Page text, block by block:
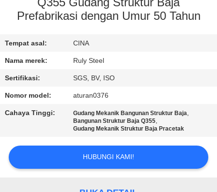
KAMI
TUR
PABRIK
KONTROL
KAMI
Prefabrikasi dengan Umur 50 Tahun
Tempat asal: CINA
Nama merek: Ruly Steel
Sertifikasi: SGS, BV, ISO
Nomor model: aturan0376
Cahaya Tinggi: Gudang Mekanik Bangunan Struktur Baja,
Bangunan Struktur Baja Q355,
Gudang Mekanik Struktur Baja Pracetak
HUBUNGI KAMI!